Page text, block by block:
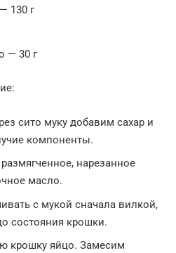
130 г
— 30 г
сито муку добавим сахар и
компоненты.
нарезанное
масло.
с мукой сначала вилкой,
состояния крошки.
крошку яйцо. Замесим